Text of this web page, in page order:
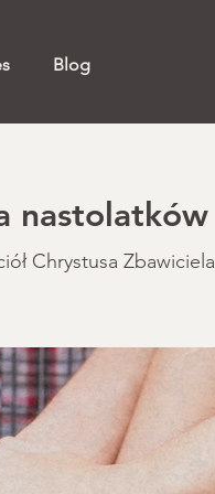
Blog
nastolatków
Chrystusa Zbawiciela